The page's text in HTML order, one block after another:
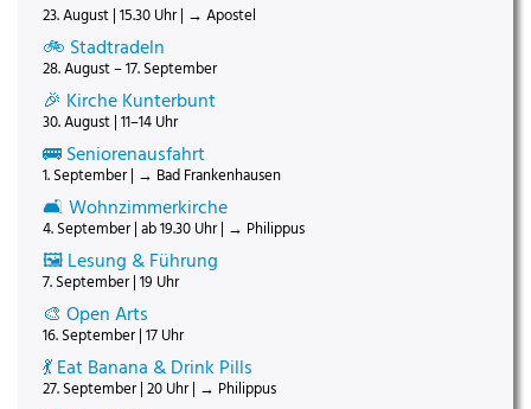
23. August | 15.30 Uhr | → Apostel
🚲 Stadtradeln
28. August – 17. September
🎉 Kirche Kunterbunt
30. August | 11–14 Uhr
🚌 Seniorenausfahrt
1. September | → Bad Frankenhausen
🛋️ Wohnzimmerkirche
4. September | ab 19.30 Uhr | → Philippus
🖼️ Lesung & Führung
7. September | 19 Uhr
🎨 Open Arts
16. September | 17 Uhr
💃 Eat Banana & Drink Pills
27. September | 20 Uhr | → Philippus